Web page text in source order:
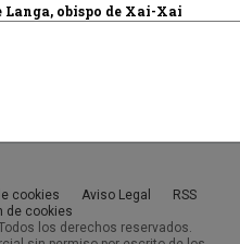
obispo de Xai-Xai
cookies Aviso Legal
RSS
de cookies
los derechos reservados.